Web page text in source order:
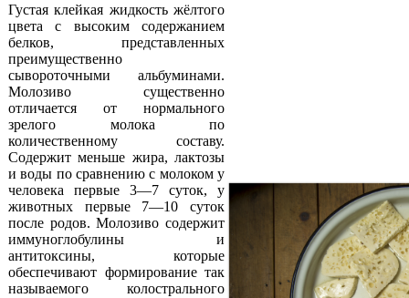
Густая клейкая жидкость жёлтого
цвета с высоким содержанием
белков, представленных
преимущественно
сывороточными альбуминами.
Молозиво существенно
отличается от нормального
зрелого молока по
количественному составу.
Содержит меньше жира, лактозы
и воды по сравнению с молоком у
человека первые 3—7 суток, у
животных первые 7—10 суток
после родов. Молозиво содержит
иммуноглобулины и
антитоксины, которые
обеспечивают формирование так
называемого колострального